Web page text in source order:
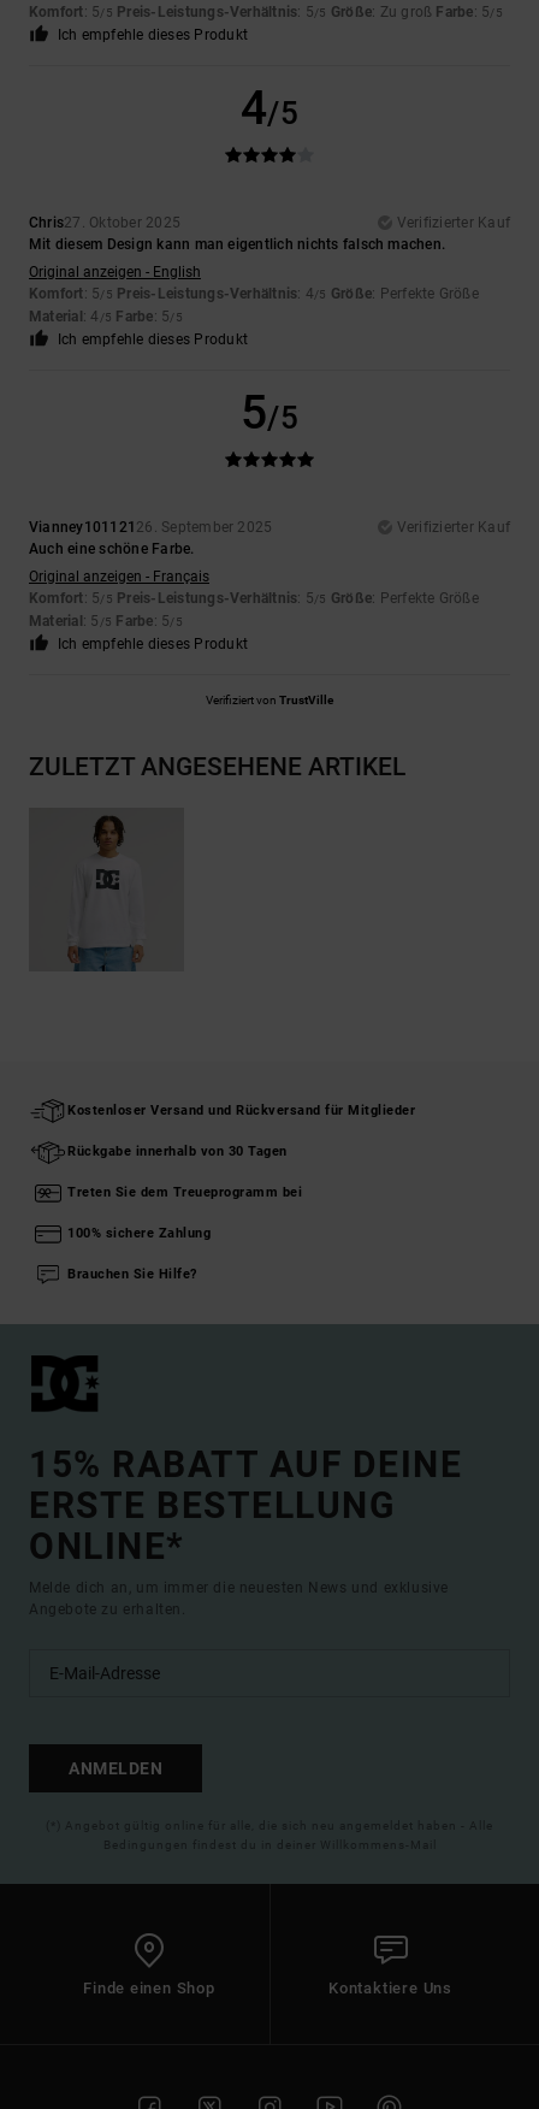
Komfort: 5/5 Preis-Leistungs-Verhältnis: 5/5 Größe: Zu groß Farbe: 5/5
Ich empfehle dieses Produkt
4/5
Chris27. Oktober 2025
Verifizierter Kauf
Mit diesem Design kann man eigentlich nichts falsch machen.
Original anzeigen - English
Komfort: 5/5 Preis-Leistungs-Verhältnis: 4/5 Größe: Perfekte Größe
Material : 4 /5 Farbe: 5/5
Ich empfehle dieses Produkt
5/5
Vianney101121 26. September 2025
Verifizierter Kauf
Auch eine schöne Farbe.
Original anzeigen - Français
Komfort: 5/5 Preis-Leistungs-Verhältnis: 5/5 Größe: Perfekte Größe
Material : 5 /5 Farbe: 5/5
Ich empfehle dieses Produkt
Verifiziert von TrustVille
ZULETZT ANGESEHENE ARTIKEL
Kostenloser Versand und Rückversand für Mitglieder
Rückgabe innerhalb von 30 Tagen
Treten Sie dem Treueprogramm bei
100% sichere Zahlung
Brauchen Sie Hilfe?
15% RABATT AUF DEINE
ERSTE BESTELLUNG
ONLINE*
Melde dich an, um immer die neuesten News und exklusive
Angebote zu erhalten.
ANMELDEN
(*) Angebot gültig online für alle, die sich neu angemeldet haben - Alle
Bedingungen findest du in deiner Willkommens-Mail
Finde einen Shop Kontaktiere Uns